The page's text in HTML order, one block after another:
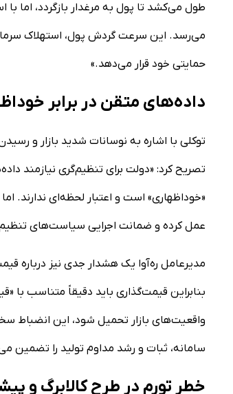
طول می‌کشد تا پول به مرغدار بازگردد، اما
می‌رسد. این سرعت گردش پول، استهلاک سرمایه
حمایتی خود قرار می‌دهد.»
داده‌های متقن در برابر
تصریح کرد: «دولت برای تنظیم‌گری نیازمند
«خوداظهاری» است و اعتبار لحظه‌ای ندارند.
عمل کرده و ضمانت اجرایی سیاست‌های تنظیم
مدیرعامل ره‌آوا یک هشدار جدی نیز درباره
بنابراین قیمت‌گذاری باید دقیقاً متناسب با
واقعیت‌های بازار تحمیل شود، این انضباط
سامانه، ثبات و رشد مداوم تولید را تضمین
خطر تورم در طرح کالابرگ و